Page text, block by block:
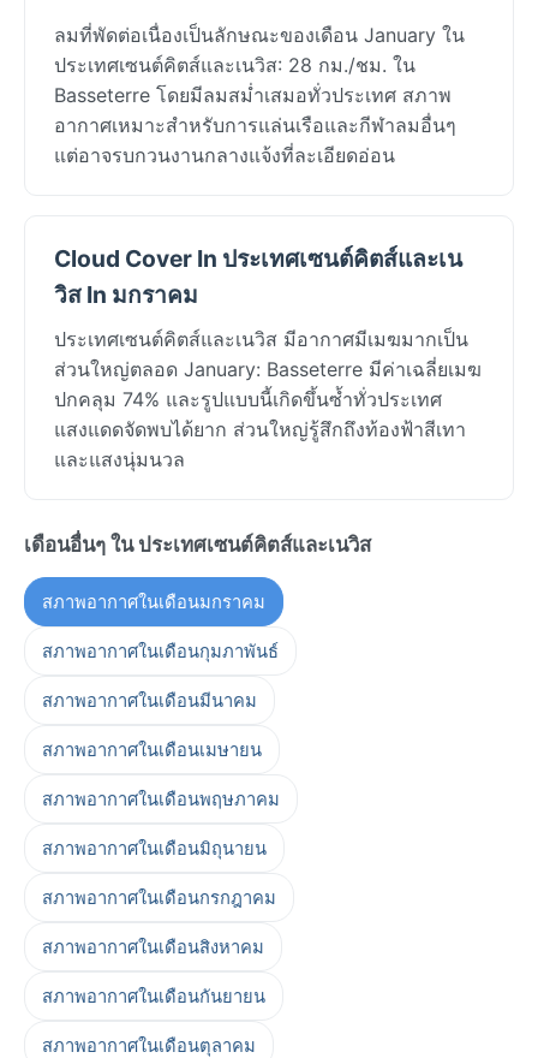
ลมที่พัดต่อเนื่องเป็นลักษณะของเดือน January ใน
ประเทศเซนต์คิตส์และเนวิส: 28 กม./ชม. ใน
Basseterre โดยมีลมสม่ำเสมอทั่วประเทศ สภาพ
อากาศเหมาะสำหรับการแล่นเรือและกีฬาลมอื่นๆ
แต่อาจรบกวนงานกลางแจ้งที่ละเอียดอ่อน
Cloud Cover In ประเทศเซนต์คิตส์และเน
วิส In มกราคม
ประเทศเซนต์คิตส์และเนวิส มีอากาศมีเมฆมากเป็น
ส่วนใหญ่ตลอด January: Basseterre มีค่าเฉลี่ยเมฆ
ปกคลุม 74% และรูปแบบนี้เกิดขึ้นซ้ำทั่วประเทศ
แสงแดดจัดพบได้ยาก ส่วนใหญ่รู้สึกถึงท้องฟ้าสีเทา
และแสงนุ่มนวล
เดือนอื่นๆ ใน ประเทศเซนต์คิตส์และเนวิส
สภาพอากาศในเดือนมกราคม
สภาพอากาศในเดือนกุมภาพันธ์
สภาพอากาศในเดือนมีนาคม
สภาพอากาศในเดือนเมษายน
สภาพอากาศในเดือนพฤษภาคม
สภาพอากาศในเดือนมิถุนายน
สภาพอากาศในเดือนกรกฎาคม
สภาพอากาศในเดือนสิงหาคม
สภาพอากาศในเดือนกันยายน
สภาพอากาศในเดือนตุลาคม